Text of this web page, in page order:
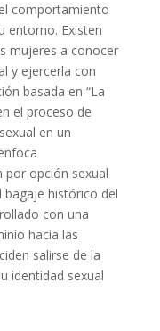
comportamiento
entorno. Existen
mujeres a conocer
y ejercerla con
basada en “La
el proceso de
en un
por opción sexual
histórico del
con una
hacia las
salirse de la
identidad sexual